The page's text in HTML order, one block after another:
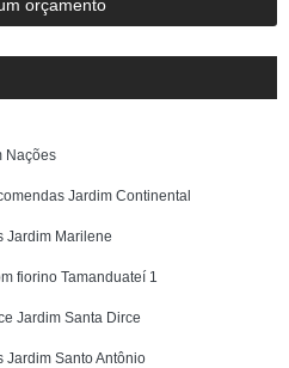
orçamento
Nações
Jardim Continental
Jardim Marilene
fiorino Tamanduateí 1
Jardim Santa Dirce
Jardim Santo Antônio